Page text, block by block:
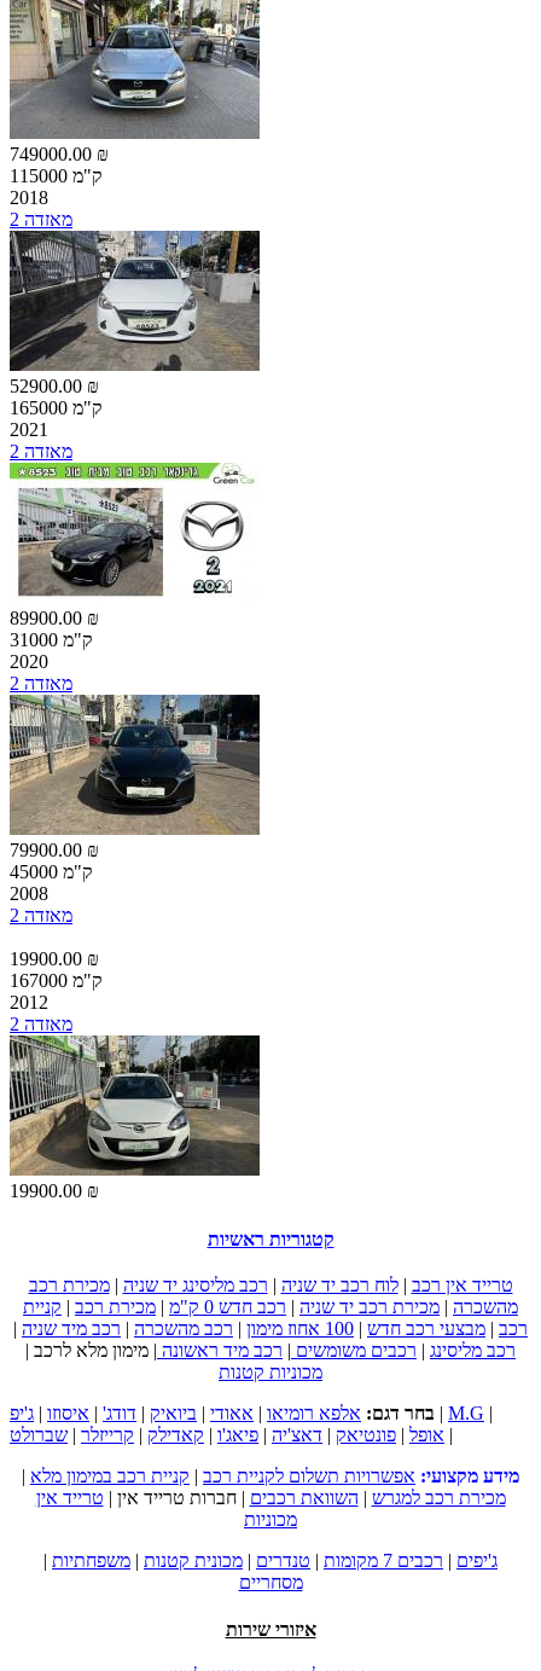
749000.00 ₪
115000 ק"מ
2018
מאזדה 2
52900.00 ₪
165000 ק"מ
2021
מאזדה 2
89900.00 ₪
31000 ק"מ
2020
מאזדה 2
79900.00 ₪
45000 ק"מ
2008
מאזדה 2
19900.00 ₪
167000 ק"מ
2012
מאזדה 2
19900.00 ₪
קטגוריות ראשיות
טרייד אין רכב |לוח רכב יד שניה | רכב מליסינג יד שניה |מכירת רכב
מהשכרה | מכירת רכב יד שניה | רכב חדש 0 ק"מ | מכירת רכב | קניית
רכב | מבצעי רכב חדש | 100 אחוז מימון | רכב מהשכרה | רכב מיד שניה |
רכב מליסינג | רכבים משומשים | רכב מיד ראשונה | מימון מלא לרכב |
מכוניות קטנות
בחר דגם: אלפא רומיאו | אאודי | ביואיק | דודג' | איסוזו | ג'יפ | M.G |
אופל | פונטיאק | דאצ'יה | פיאג'ו | קאדילק | קרייזלר | שברולט
|
מידע מקצועי: אפשרויות תשלום לקניית רכב | קניית רכב במימון מלא |
מכירת רכב למגרש | השוואת רכבים |חברות טרייד אין | טרייד אין
מכוניות
ג'יפים | רכבים 7 מקומות | טנדרים | מכונית קטנות | משפחתיות |
מסחריים
איזורי שירות